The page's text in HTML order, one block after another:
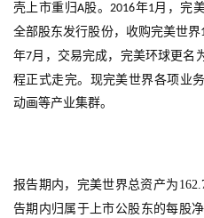
7
月
日
壳上市重归A股。2016年1月，完
全部股东发行股份，收购完美世界
年7月，交易完成，完美环球更名
程正式走完。现完美世界各项业
动画等产业集群。
报告期内，完美世界总资产为
告期内归属于上市公股东的每股净